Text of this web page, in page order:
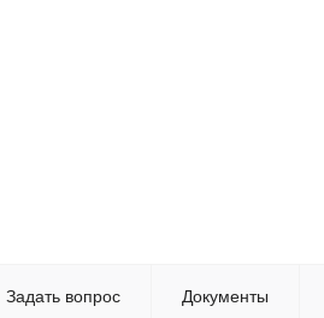
Задать вопрос Документы